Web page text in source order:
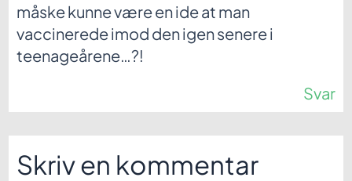
måske kunne være en ide at man
vaccinerede imod den igen senere i
teenageårene…?!
Svar
Skriv en kommentar